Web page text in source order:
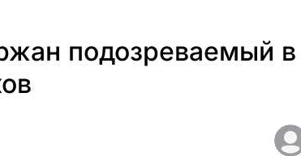
подозреваемый в